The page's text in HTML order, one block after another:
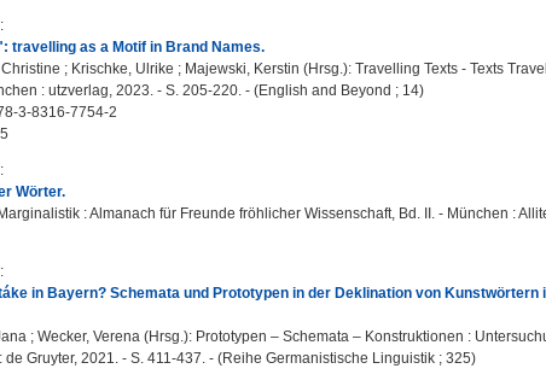
:
travelling as a Motif in Brand Names.
; Krischke, Ulrike ; Majewski, Kerstin (Hrsg.): Travelling Texts - Texts
: utzverlag, 2023. - S. 205-220. - (English and Beyond ; 14)
3-8316-7754-2
:
Wörter.
: Almanach für Freunde fröhlicher Wissenschaft, Bd. II. - München :
:
in Bayern? Schemata und Prototypen in der Deklination von Kunstwörtern
; Wecker, Verena (Hrsg.): Prototypen – Schemata – Konstruktionen :
de Gruyter, 2021. - S. 411-437. - (Reihe Germanistische Linguistik ; 325)